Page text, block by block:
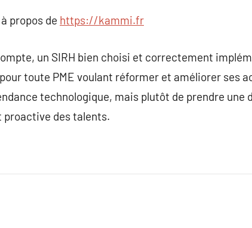
propos de https://kammi.fr
un SIRH bien choisi et correctement
toute PME voulant réformer et améliorer ses
technologique, mais plutôt de prendre
des talents.